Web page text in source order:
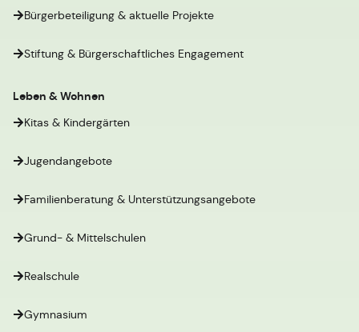
Bürgerbeteiligung & aktuelle Projekte
Stiftung & Bürgerschaftliches Engagement
Leben & Wohnen
Kitas & Kindergärten
Jugendangebote
Familienberatung & Unterstützungsangebote
Grund- & Mittelschulen
Realschule
Gymnasium